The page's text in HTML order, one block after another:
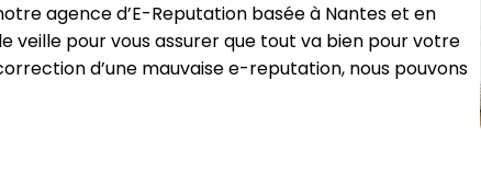
agence d’E-Reputation basée à Nantes et en
veille pour vous assurer que tout va bien pour votre
d’une mauvaise e-reputation, nous pouvons